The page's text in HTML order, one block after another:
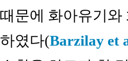
때문에 화아유기와
하였다(Barzilay et